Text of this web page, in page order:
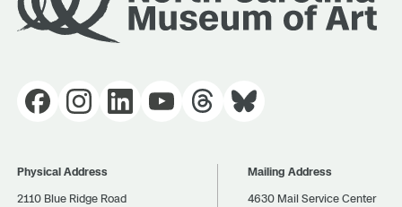
Physical Address
2110 Blue Ridge Road
Mailing Address
4630 Mail Service Center